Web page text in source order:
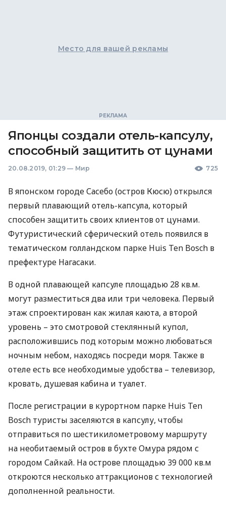
Место для вашей рекламы
Японцы создали отель-капсулу,
способный защитить от цунами
20.08.2019, 01:29 — Мир 725
В японском городе Сасебо (остров Кюсю) открылся
первый плавающий отель-капсула, который
способен защитить своих клиентов от цунами.
Футуристический сферический отель появился в
тематическом голландском парке Huis Ten Bosch в
префектуре Нагасаки.
В одной плавающей капсуле площадью 28 кв.м.
могут разместиться два или три человека. Первый
этаж спроектирован как жилая каюта, а второй
уровень – это смотровой стеклянный купол,
расположившись под которым можно любоваться
ночным небом, находясь посреди моря. Также в
отеле есть все необходимые удобства – телевизор,
кровать, душевая кабина и туалет.
После регистрации в курортном парке Huis Ten
Bosch туристы заселяются в капсулу, чтобы
отправиться по шестикилометровому маршруту
на необитаемый остров в бухте Омура рядом с
городом Сайкай. На острове площадью 39 000 кв.м
откроются несколько аттракционов с технологией
дополненной реальности.